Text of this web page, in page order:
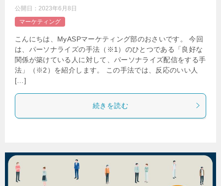
公開日： 2023年6月8日
マーケティング
こんにちは、MyASPマーケティング部のおさいです。 今回
は、パーソナライズの手法（※1）のひとつである「良好な
関係が築けている人に対して、パーソナライズ配信をする手
法」（※2）を紹介します。 この手法では、反応のいい人
[…]
続きを読む